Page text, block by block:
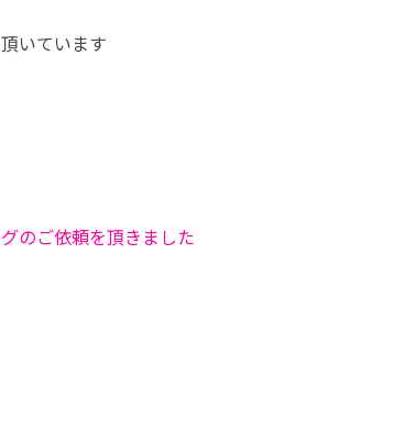
いています
のご依頼を頂きました